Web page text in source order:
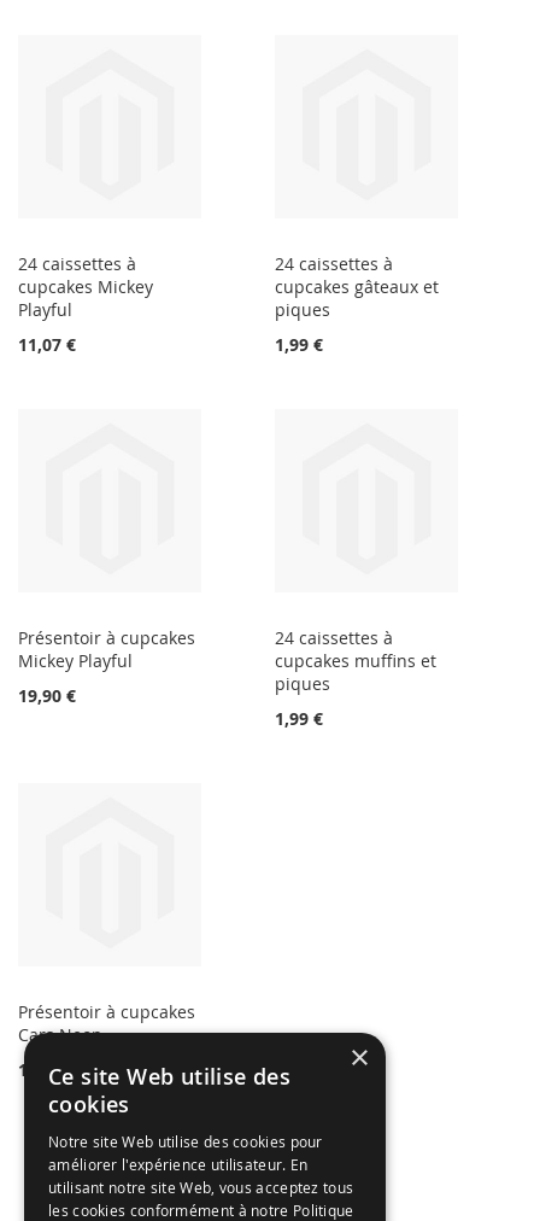
24 caissettes à
cupcakes Mickey
Playful
11,07 €
24 caissettes à
cupcakes gâteaux et
piques
1,99 €
Présentoir à cupcakes
Mickey Playful
19,90 €
24 caissettes à
cupcakes muffins et
piques
1,99 €
Présentoir à cupcakes
Cars Neon
14,90 €
×
Ce site Web utilise des
cookies
Notre site Web utilise des cookies pour
améliorer l'expérience utilisateur. En
utilisant notre site Web, vous acceptez tous
les cookies conformément à notre Politique